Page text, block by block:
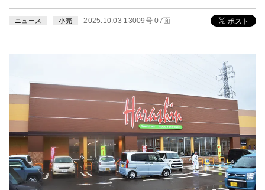
ニュース 小売 2025.10.03 13009号 07面